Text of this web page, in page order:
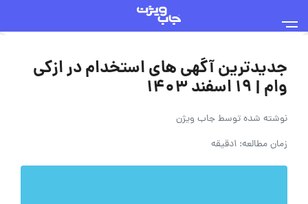
جدیدترین آگهی های استخدام در ازکی
وام | ۱۹ اسفند ۱۴۰۳
نوشته شده توسطجاب ویژن
زمان مطالعه: 1دقیقه